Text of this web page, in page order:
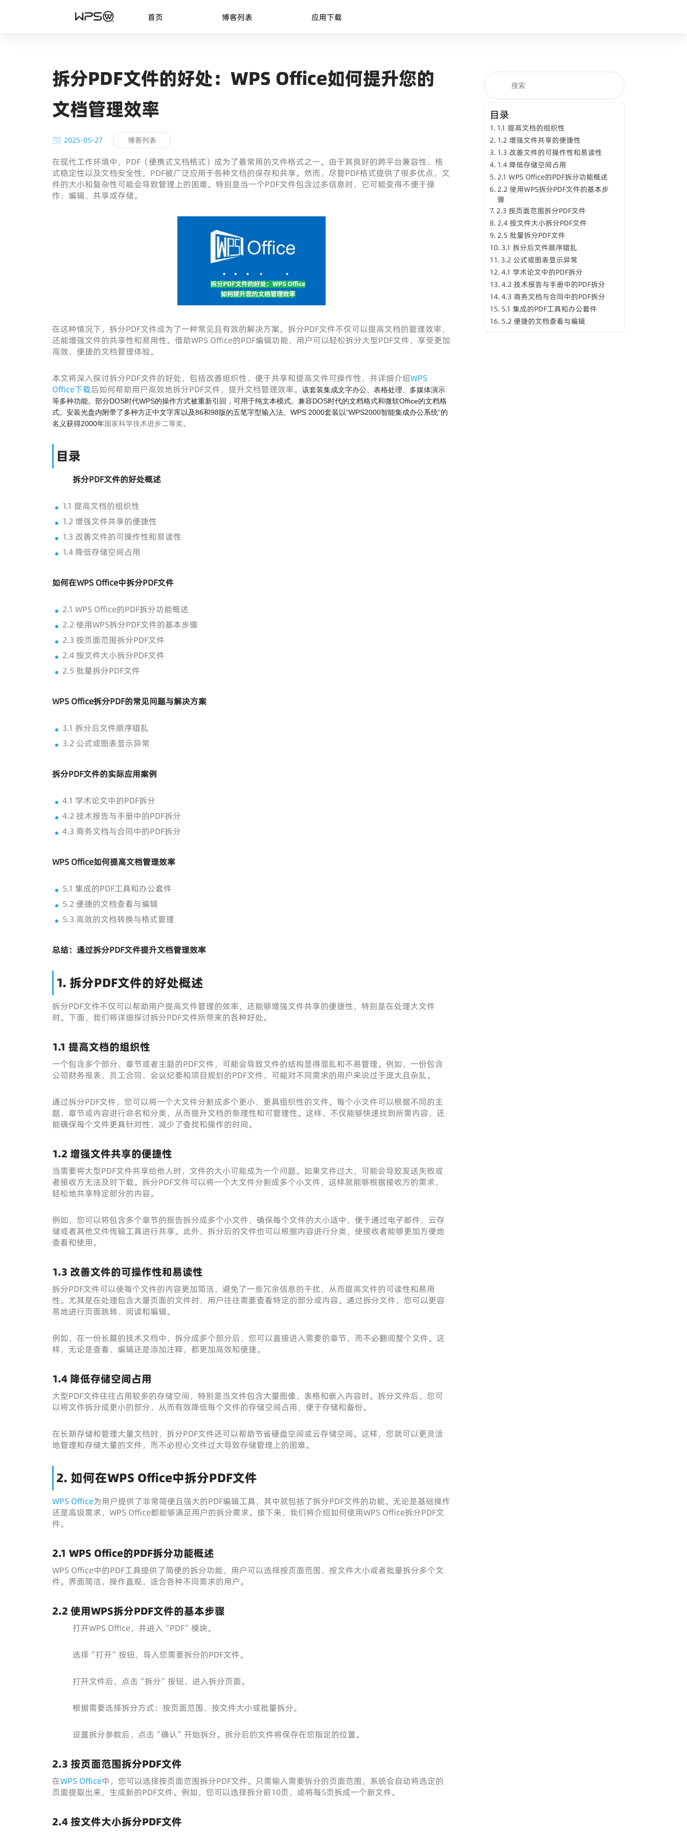
首页 博客列表 应用下载
拆分PDF文件的好处：WPS Office如何提升您的
文档管理效率
2025-05-27 博客列表
在现代工作环境中，PDF（便携式文档格式）成为了最常用的文件格式之一。由于其良好的跨平台兼容性、格
式稳定性以及文档安全性，PDF被广泛应用于各种文档的保存和共享。然而，尽管PDF格式提供了很多优点，文
件的大小和复杂性可能会导致管理上的困难。特别是当一个PDF文件包含过多信息时，它可能变得不便于操
作、编辑、共享或存储。
在这种情况下，拆分PDF文件成为了一种常见且有效的解决方案。拆分PDF文件不仅可以提高文档的管理效率，
还能增强文件的共享性和易用性。借助WPS Office的PDF编辑功能，用户可以轻松拆分大型PDF文件，享受更加
高效、便捷的文档管理体验。
本文将深入探讨拆分PDF文件的好处，包括改善组织性、便于共享和提高文件可操作性，并详细介绍WPS
Office下载后如何帮助用户高效地拆分PDF文件，提升文档管理效率。
该套装集成文字办公、表格处理、多媒体演示
等多种功能。部分DOS时代WPS的操作方式被重新引回，可用于纯文本模式。兼容DOS时代的文档格式和微软Office的文档格
式。安装光盘内附带了多种方正中文字库以及86和98版的五笔字型输入法。WPS 2000套装以“WPS2000智能集成办公系统”的
名义获得2000年国家科学技术进步二等奖。
目录
拆分PDF文件的好处概述
1.1 提高文档的组织性
1.2 增强文件共享的便捷性
1.3 改善文件的可操作性和易读性
1.4 降低存储空间占用
如何在WPS Office中拆分PDF文件
2.1 WPS Office的PDF拆分功能概述
2.2 使用WPS拆分PDF文件的基本步骤
2.3 按页面范围拆分PDF文件
2.4 按文件大小拆分PDF文件
2.5 批量拆分PDF文件
WPS Office拆分PDF的常见问题与解决方案
3.1 拆分后文件顺序错乱
3.2 公式或图表显示异常
拆分PDF文件的实际应用案例
4.1 学术论文中的PDF拆分
4.2 技术报告与手册中的PDF拆分
4.3 商务文档与合同中的PDF拆分
WPS Office如何提高文档管理效率
5.1 集成的PDF工具和办公套件
5.2 便捷的文档查看与编辑
5.3 高效的文档转换与格式管理
总结：通过拆分PDF文件提升文档管理效率
1. 拆分PDF文件的好处概述
拆分PDF文件不仅可以帮助用户提高文件管理的效率，还能够增强文件共享的便捷性，特别是在处理大文件
时。下面，我们将详细探讨拆分PDF文件所带来的各种好处。
1.1 提高文档的组织性
一个包含多个部分、章节或者主题的PDF文件，可能会导致文件的结构显得混乱和不易管理。例如，一份包含
公司财务报表、员工合同、会议纪要和项目规划的PDF文件，可能对不同需求的用户来说过于庞大且杂乱。
通过拆分PDF文件，您可以将一个大文件分割成多个更小、更具组织性的文件。每个小文件可以根据不同的主
题、章节或内容进行命名和分类，从而提升文档的条理性和可管理性。这样，不仅能够快速找到所需内容，还
能确保每个文件更具针对性，减少了查找和操作的时间。
1.2 增强文件共享的便捷性
当需要将大型PDF文件共享给他人时，文件的大小可能成为一个问题。如果文件过大，可能会导致发送失败或
者接收方无法及时下载。拆分PDF文件可以将一个大文件分割成多个小文件，这样就能够根据接收方的需求，
轻松地共享特定部分的内容。
例如，您可以将包含多个章节的报告拆分成多个小文件，确保每个文件的大小适中，便于通过电子邮件、云存
储或者其他文件传输工具进行共享。此外，拆分后的文件也可以根据内容进行分类，使接收者能够更加方便地
查看和使用。
1.3 改善文件的可操作性和易读性
拆分PDF文件可以使每个文件的内容更加简洁，避免了一些冗余信息的干扰，从而提高文件的可读性和易用
性。尤其是在处理包含大量页面的文件时，用户往往需要查看特定的部分或内容。通过拆分文件，您可以更容
易地进行页面跳转、阅读和编辑。
例如，在一份长篇的技术文档中，拆分成多个部分后，您可以直接进入需要的章节，而不必翻阅整个文件。这
样，无论是查看、编辑还是添加注释，都更加高效和便捷。
1.4 降低存储空间占用
大型PDF文件往往占用较多的存储空间，特别是当文件包含大量图像、表格和嵌入内容时。拆分文件后，您可
以将文件拆分成更小的部分，从而有效降低每个文件的存储空间占用，便于存储和备份。
在长期存储和管理大量文档时，拆分PDF文件还可以帮助节省硬盘空间或云存储空间。这样，您就可以更灵活
地管理和存储大量的文件，而不必担心文件过大导致存储管理上的困难。
2. 如何在WPS Office中拆分PDF文件
WPS Office为用户提供了非常简便且强大的PDF编辑工具，其中就包括了拆分PDF文件的功能。无论是基础操作
还是高级需求，WPS Office都能够满足用户的拆分需求。接下来，我们将介绍如何使用WPS Office拆分PDF文
件。
2.1 WPS Office的PDF拆分功能概述
WPS Office中的PDF工具提供了简便的拆分功能，用户可以选择按页面范围、按文件大小或者批量拆分多个文
件。界面简洁，操作直观，适合各种不同需求的用户。
2.2 使用WPS拆分PDF文件的基本步骤
打开WPS Office，并进入“PDF”模块。
选择“打开”按钮，导入您需要拆分的PDF文件。
打开文件后，点击“拆分”按钮，进入拆分页面。
根据需要选择拆分方式：按页面范围、按文件大小或批量拆分。
设置拆分参数后，点击“确认”开始拆分。拆分后的文件将保存在您指定的位置。
2.3 按页面范围拆分PDF文件
在WPS Office中，您可以选择按页面范围拆分PDF文件。只需输入需要拆分的页面范围，系统会自动将选定的
页面提取出来，生成新的PDF文件。例如，您可以选择拆分前10页，或将每5页拆成一个新文件。
2.4 按文件大小拆分PDF文件
目录
1.1 提高文档的组织性
1.2 增强文件共享的便捷性
1.3 改善文件的可操作性和易读性
1.4 降低存储空间占用
2.1 WPS Office的PDF拆分功能概述
2.2 使用WPS拆分PDF文件的基本步
骤
2.3 按页面范围拆分PDF文件
2.4 按文件大小拆分PDF文件
2.5 批量拆分PDF文件
3.1 拆分后文件顺序错乱
3.2 公式或图表显示异常
4.1 学术论文中的PDF拆分
4.2 技术报告与手册中的PDF拆分
4.3 商务文档与合同中的PDF拆分
5.1 集成的PDF工具和办公套件
5.2 便捷的文档查看与编辑